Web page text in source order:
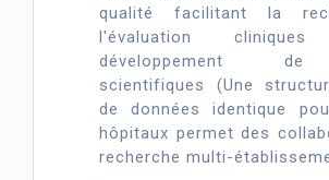
qualité facilitant la
l'évaluation
développement
scientifiques (Une
de données identique
hôpitaux permet des
recherche multi-